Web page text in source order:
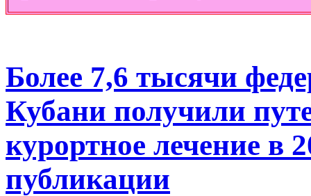
Более 7,6 тысячи
Кубани получили
курортное лечение в
публикации